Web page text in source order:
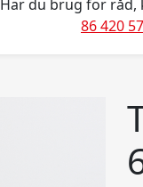
Har du brug for råd,
86 420